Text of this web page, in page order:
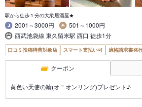
駅から徒歩１分の大衆居酒屋★
2001～3000円
501～1000円
西武池袋線 東久留米駅 西口 徒歩1分
口コミ投稿特典対象店 スマート支払い可 適格請求書発
クーポン
黄色い天使の輪(オニオンリング)プレゼント♪